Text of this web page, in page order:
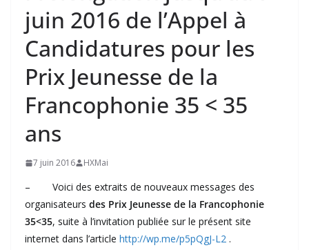
juin 2016 de l’Appel à
Candidatures pour les
Prix Jeunesse de la
Francophonie 35 < 35
ans
7 juin 2016 HXMai
– Voici des extraits de nouveaux messages des
organisateurs des Prix Jeunesse de la Francophonie
35<35, suite à l’invitation publiée sur le présent site
internet dans l’article http://wp.me/p5pQgJ-L2 .